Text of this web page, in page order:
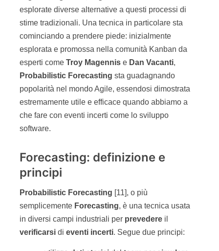
esplorate diverse alternative a questi processi di
stime tradizionali. Una tecnica in particolare sta
cominciando a prendere piede: inizialmente
esplorata e promossa nella comunità Kanban da
esperti come Troy Magennis e Dan Vacanti,
Probabilistic Forecasting sta guadagnando
popolarità nel mondo Agile, essendosi dimostrata
estremamente utile e efficace quando abbiamo a
che fare con eventi incerti come lo sviluppo
software.
Forecasting: definizione e
principi
Probabilistic Forecasting [11], o più
semplicemente Forecasting, è una tecnica usata
in diversi campi industriali per prevedere il
verificarsi di eventi incerti. Segue due principi: